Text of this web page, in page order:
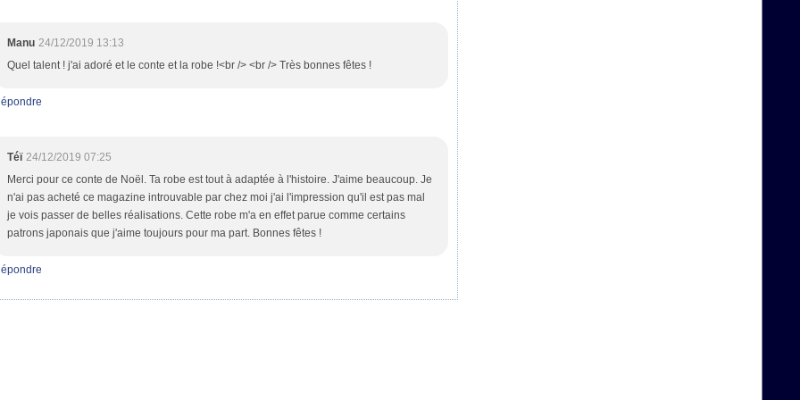
Manu 24/12/2019 13:13
Quel talent ! j'ai adoré et le conte et la robe !<br /> <br /> Très bonnes fêtes !
Téï 24/12/2019 07:25
Merci pour ce conte de Noël. Ta robe est tout à adaptée à l'histoire. J'aime beaucoup. Je
n'ai pas acheté ce magazine introuvable par chez moi j'ai l'impression qu'il est pas mal
je vois passer de belles réalisations. Cette robe m'a en effet parue comme certains
patrons japonais que j'aime toujours pour ma part. Bonnes fêtes !